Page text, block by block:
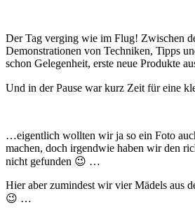
Der Tag verging wie im Flug! Zwischen
Demonstrationen von Techniken, Tipps
schon Gelegenheit, erste neue Produkte
Und in der Pause war kurz Zeit für eine
…eigentlich wollten wir ja so ein Foto
machen, doch irgendwie haben wir den
nicht gefunden 😉 …
Hier aber zumindest wir vier Mädels aus
😉 …